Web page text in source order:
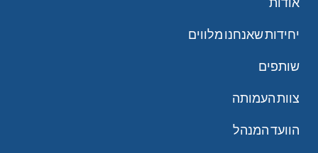
יחידות שאנחנו מלווים
שותפים
צוות העמותה
הוועד המנהל